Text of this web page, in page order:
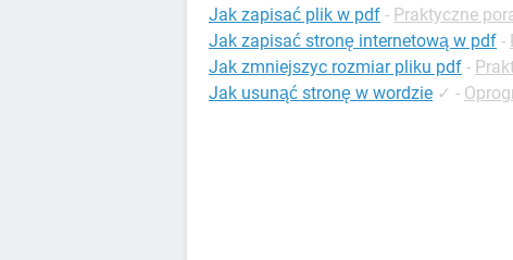
Jak zapisać plik w pdf - Praktyczne
Jak zapisać stronę internetową w pdf -
Jak zmniejszyc rozmiar pliku pdf -
Jak usunąć stronę w wordzie ✓ -